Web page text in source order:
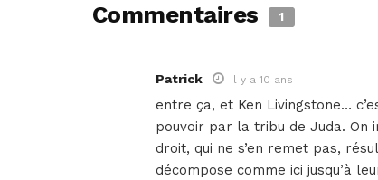
Commentaires 1
Patrick il y a 10 ans
entre ça, et Ken Livingstone…
pouvoir par la tribu de Juda. On
droit, qui ne s’en remet pas,
décompose comme ici jusqu’à